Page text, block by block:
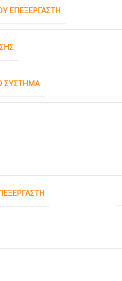
ΕΠΕΞΕΡΓΑΣΤΉ
ΣΎΣΤΗΜΑ